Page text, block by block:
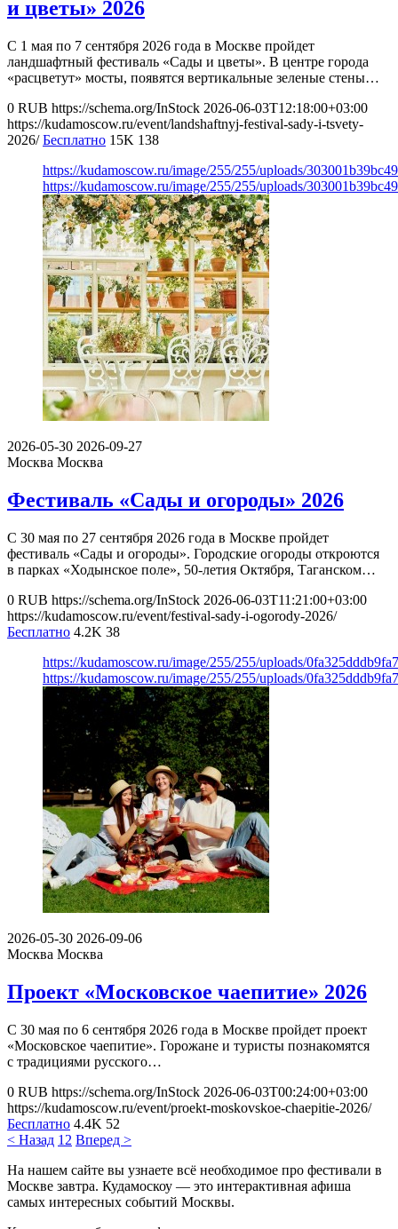
и цветы» 2026
С 1 мая по 7 сентября 2026 года в Москве пройдет
ландшафтный фестиваль «Сады и цветы». В центре города
«расцветут» мосты, появятся вертикальные зеленые стены…
0 RUB https://schema.org/InStock 2026-06-03T12:18:00+03:00
https://kudamoscow.ru/event/landshaftnyj-festival-sady-i-tsvety-
2026/ Бесплатно 15K 138
https://kudamoscow.ru/image/255/255/uploads/
https://kudamoscow.ru/image/255/255/uploads/
2026-05-30 2026-09-27
Москва Москва
Фестиваль «Сады и огороды» 2026
С 30 мая по 27 сентября 2026 года в Москве пройдет
фестиваль «Сады и огороды». Городские огороды откроются
в парках «Ходынское поле», 50-летия Октября, Таганском…
0 RUB https://schema.org/InStock 2026-06-03T11:21:00+03:00
https://kudamoscow.ru/event/festival-sady-i-ogorody-2026/
Бесплатно 4.2K 38
https://kudamoscow.ru/image/255/255/uploads/
https://kudamoscow.ru/image/255/255/uploads/
2026-05-30 2026-09-06
Москва Москва
Проект «Московское чаепитие» 2026
С 30 мая по 6 сентября 2026 года в Москве пройдет проект
«Московское чаепитие». Горожане и туристы познакомятся
с традициями русского…
0 RUB https://schema.org/InStock 2026-06-03T00:24:00+03:00
https://kudamoscow.ru/event/proekt-moskovskoe-chaepitie-2026/
Бесплатно 4.4K 52
< Назад 1 2 Вперед >
На нашем сайте вы узнаете всё необходимое про фестивали в
Москве завтра. Кудамоскоу — это интерактивная афиша
самых интересных событий Москвы.